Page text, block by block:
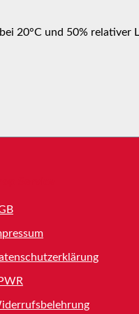
20°C und 50% relativer